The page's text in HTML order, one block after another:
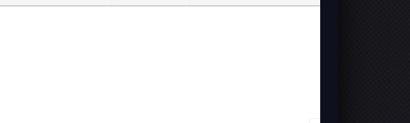
Ordered List Unordered ListInsert LinkInsert protected link
EmoticonsInsert hidden text
Insert QuoteInsert spoiler